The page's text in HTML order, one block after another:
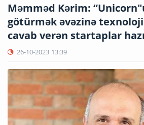
Məmməd Kərim:
götürmək əvəzinə
cavab verən startaplar
26-10-2023 13:39